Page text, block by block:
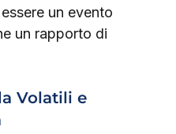
un evento
un rapporto di
Volatili e